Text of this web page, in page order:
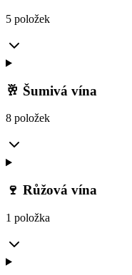
5 položek
🥂 Šumivá vína
8 položek
🍷 Růžová vína
1 položka